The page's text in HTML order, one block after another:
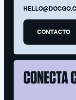
CONTACTO
CONECTA